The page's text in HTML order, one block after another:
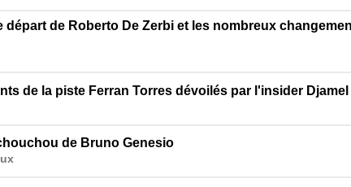
départ de Roberto De Zerbi et les nombreux
de la piste Ferran Torres dévoilés par l'insider Djamel
de Bruno Genesio